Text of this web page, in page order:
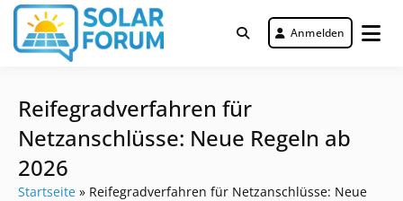
Zum
Inhalt
springen
Solar Forum
Deutschlandweit Nr. 1 Forum für
gewerbliche Solar Investments
Anmelden
Reifegradverfahren für
Netzanschlüsse: Neue Regeln ab
2026
Startseite » Reifegradverfahren für Netzanschlüsse: Neue